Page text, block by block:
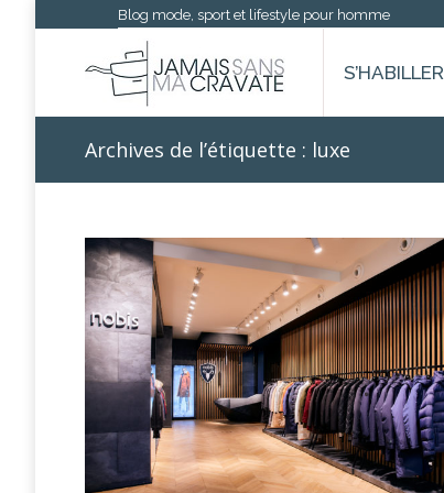
Blog mode, sport et lifestyle pour homme
S’HABILLER
Archives de l’étiquette : luxe